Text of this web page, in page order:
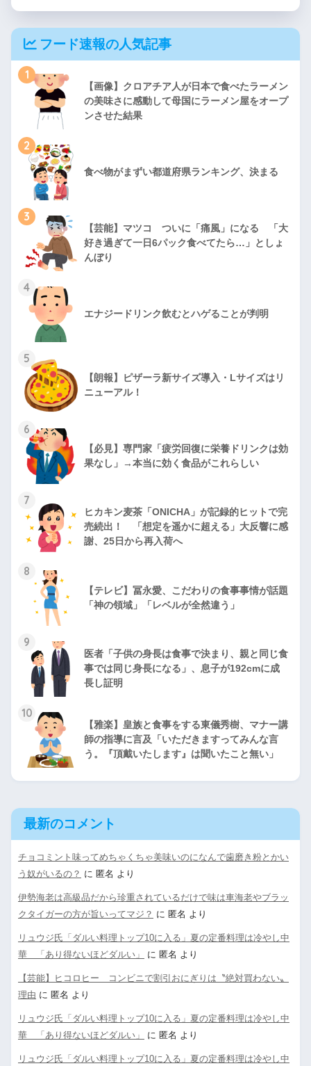
フード速報の人気記事
1
【画像】クロアチア人が日本で食べたラーメン
の美味さに感動して母国にラーメン屋をオープ
ンさせた結果
2
食べ物がまずい都道府県ランキング、決まる
3
【芸能】マツコ ついに「痛風」になる 「大
好き過ぎて一日6パック食べてたら…」としょ
んぼり
4
エナジードリンク飲むとハゲることが判明
5
【朗報】ピザーラ新サイズ導入・Lサイズはリ
ニューアル！
6
【必見】専門家「疲労回復に栄養ドリンクは効
果なし」→本当に効く食品がこれらしい
7
ヒカキン麦茶「ONICHA」が記録的ヒットで完
売続出！ 「想定を遥かに超える」大反響に感
謝、25日から再入荷へ
8
【テレビ】冨永愛、こだわりの食事事情が話題
「神の領域」「レベルが全然違う」
9
医者「子供の身長は食事で決まり、親と同じ食
事では同じ身長になる」、息子が192cmに成
長し証明
10
【雅楽】皇族と食事をする東儀秀樹、マナー講
師の指導に言及「いただきますってみんな言
う。『頂戴いたします』は聞いたこと無い」
最新のコメント
チョコミント味ってめちゃくちゃ美味いのになんで歯磨き粉とかい
う奴がいるの？ に 匿名 より
伊勢海老は高級品だから珍重されているだけで味は車海老やブラッ
クタイガーの方が旨いってマジ？ に 匿名 より
リュウジ氏「ダルい料理トップ10に入る」夏の定番料理は冷やし中
華 「あり得ないほどダルい」
に 匿名 より
【芸能】ヒコロヒー コンビニで割引おにぎりは〝絶対買わない〟
理由 に 匿名 より
リュウジ氏「ダルい料理トップ10に入る」夏の定番料理は冷やし中
華 「あり得ないほどダルい」
に 匿名 より
リュウジ氏「ダルい料理トップ10に入る」夏の定番料理は冷やし中